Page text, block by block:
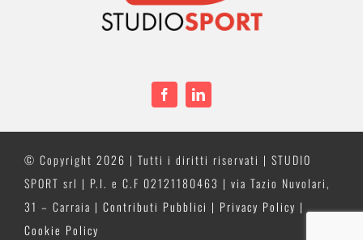
© Copyright 2026 | Tutti i diritti riservati | STUDIO
SPORT srl | P.I. e C.F 02121180463 | via Tazio Nuvolari,
31 – Carraia | Contributi Pubblici | Privacy Policy |
Cookie Policy